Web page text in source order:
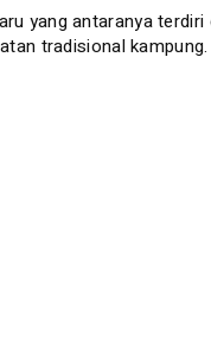
yang antaranya
tradisional kampung.